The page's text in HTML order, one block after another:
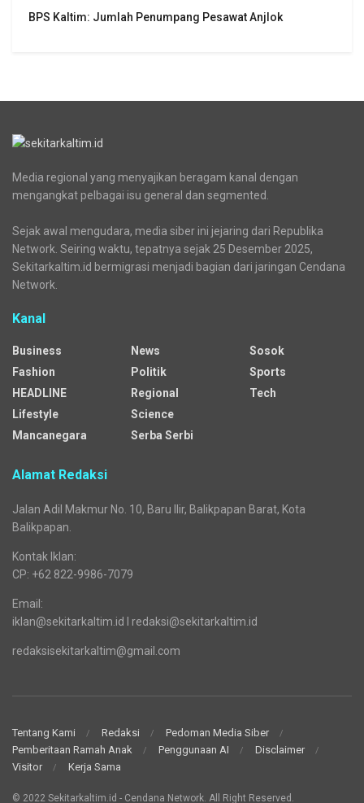
BPS Kaltim: Jumlah Penumpang Pesawat Anjlok
Media regional yang menyajikan beragam kanal dengan
mengangkat pelbagai isu general dan segmented.
Sejak awal mengudara, media siber ini jejaring dari Republika
Network. Seiring waktu, tepatnya sejak 25 Desember 2025,
Sekitarkaltim.id bermigrasi menjadi bagian dari jaringan Cendana
Network.
Kanal
Business
Fashion
HEADLINE
Lifestyle
Mancanegara
News
Politik
Regional
Science
Serba Serbi
Sosok
Sports
Tech
Alamat Redaksi
Jalan Adil Makmur No. 10, Baru Ilir, Balikpapan Barat, Kota
Balikpapan.
Kontak Iklan:
CP: +62 822-9986-7079
Email:
iklan@sekitarkaltim.id I redaksi@sekitarkaltim.id
redaksisekitarkaltim@gmail.com
Tentang Kami Redaksi
Pedoman Media Siber
Pemberitaan Ramah Anak
Penggunaan AI
Disclaimer
Visitor
Kerja Sama
© 2022 Sekitarkaltim.id - Cendana Network. All Right Reserved.